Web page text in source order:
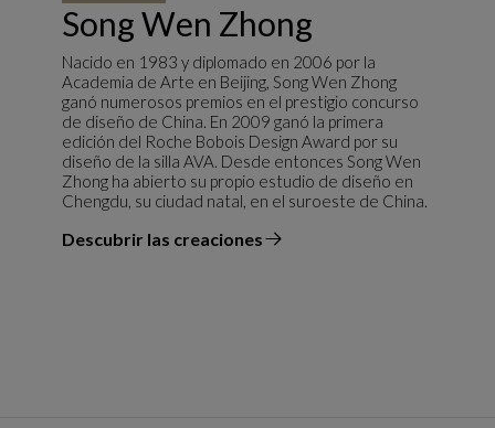
Song Wen Zhong
Nacido en 1983 y diplomado en 2006 por la
Academia de Arte en Beijing, Song Wen Zhong
ganó numerosos premios en el prestigio concurso
de diseño de China. En 2009 ganó la primera
edición del Roche Bobois Design Award por su
diseño de la silla AVA. Desde entonces Song Wen
Zhong ha abierto su propio estudio de diseño en
Chengdu, su ciudad natal, en el suroeste de China.
Descubrir las creaciones
el diseñador